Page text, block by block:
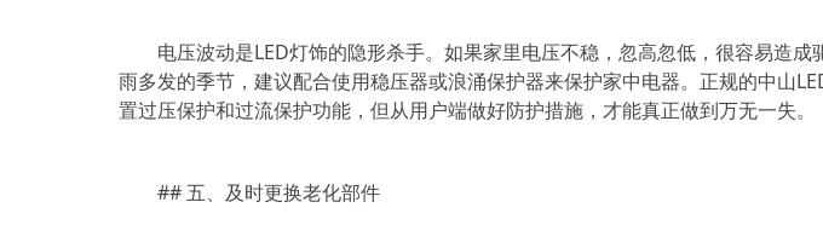
电压波动是LED灯饰的隐形杀手。如果家里电压不稳，忽高忽低，很容易造
雨多发的季节，建议配合使用稳压器或浪涌保护器来保护家中电器。正规的中山
置过压保护和过流保护功能，但从用户端做好防护措施，才能真正做到万无一失。
## 五、及时更换老化部件